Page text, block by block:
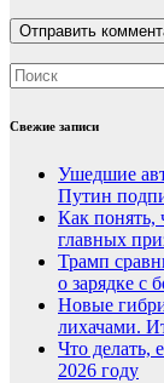
Свежие записи
Ушедшие
Путин
Как понять,
главных
Трамп
о зарядке с
Новые
лихачами.
Что делать,
2026 году